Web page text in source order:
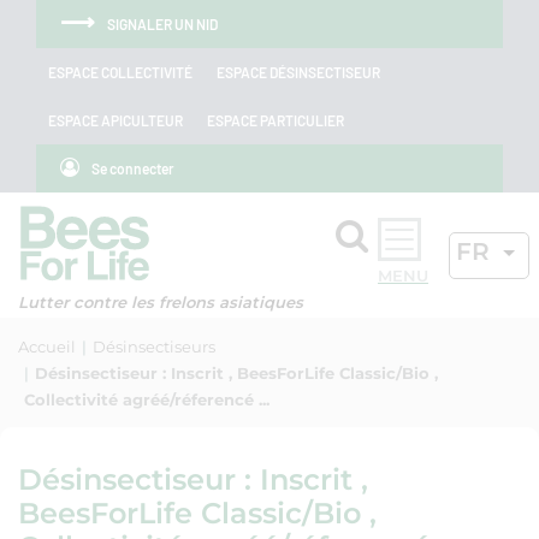
Panneau de gestion des cookies
Aller au menu
Aller au contenu
Aller à la recherche
SIGNALER UN NID
ESPACE COLLECTIVITÉ ESPACE DÉSINSECTISEUR
ESPACE APICULTEUR ESPACE PARTICULIER
Se connecter
Lutter contre les frelons asiatiques
Rechercher
FR
Accueil
Désinsectiseurs
Désinsectiseur : Inscrit , BeesForLife Classic/Bio ,
Collectivité agréé/réferencé ...
Désinsectiseur : Inscrit ,
BeesForLife Classic/Bio ,